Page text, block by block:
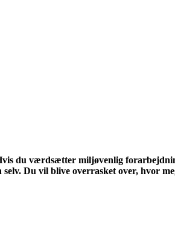
du værdsætter miljøvenlig
Du vil blive overrasket over, hvor